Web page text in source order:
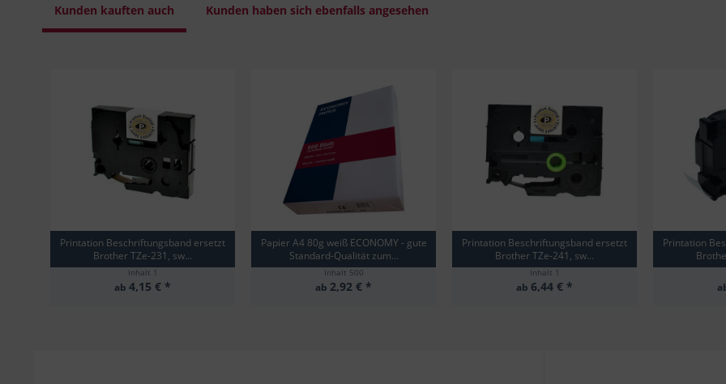
Kunden kauften auch Kunden haben sich ebenfalls angesehen
Printation Beschriftungsband ersetzt
Brother TZe-231, sw...
Inhalt 1
ab 4,15 € *
Papier A4 80g weiß ECONOMY - gute
Standard-Qualität zum...
Inhalt 500
ab 2,92 € *
Printation Beschriftungsband ersetzt
Brother TZe-241, sw...
Inhalt 1
ab 6,44 € *
Printation